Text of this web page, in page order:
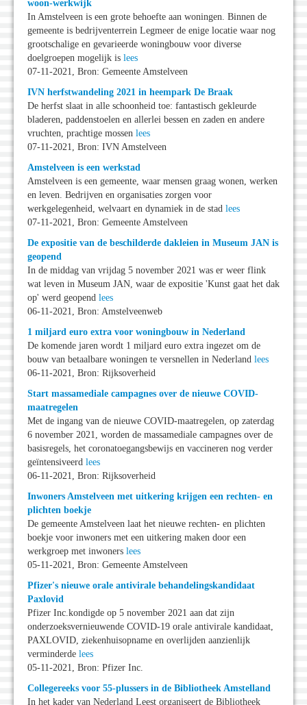
woon-werkwijk
In Amstelveen is een grote behoefte aan woningen. Binnen de
gemeente is bedrijventerrein Legmeer de enige locatie waar nog
grootschalige en gevarieerde woningbouw voor diverse
doelgroepen mogelijk is lees
07-11-2021, Bron: Gemeente Amstelveen
IVN herfstwandeling 2021 in heempark De Braak
De herfst slaat in alle schoonheid toe: fantastisch gekleurde
bladeren, paddenstoelen en allerlei bessen en zaden en andere
vruchten, prachtige mossen lees
07-11-2021, Bron: IVN Amstelveen
Amstelveen is een werkstad
Amstelveen is een gemeente, waar mensen graag wonen, werken
en leven. Bedrijven en organisaties zorgen voor
werkgelegenheid, welvaart en dynamiek in de stad lees
07-11-2021, Bron: Gemeente Amstelveen
De expositie van de beschilderde dakleien in Museum JAN is
geopend
In de middag van vrijdag 5 november 2021 was er weer flink
wat leven in Museum JAN, waar de expositie 'Kunst gaat het dak
op' werd geopend lees
06-11-2021, Bron: Amstelveenweb
1 miljard euro extra voor woningbouw in Nederland
De komende jaren wordt 1 miljard euro extra ingezet om de
bouw van betaalbare woningen te versnellen in Nederland lees
06-11-2021, Bron: Rijksoverheid
Start massamediale campagnes over de nieuwe COVID-
maatregelen
Met de ingang van de nieuwe COVID-maatregelen, op zaterdag
6 november 2021, worden de massamediale campagnes over de
basisregels, het coronatoegangsbewijs en vaccineren nog verder
geïntensiveerd lees
06-11-2021, Bron: Rijksoverheid
Inwoners Amstelveen met uitkering krijgen een rechten- en
plichten boekje
De gemeente Amstelveen laat het nieuwe rechten- en plichten
boekje voor inwoners met een uitkering maken door een
werkgroep met inwoners lees
05-11-2021, Bron: Gemeente Amstelveen
Pfizer's nieuwe orale antivirale behandelingskandidaat
Paxlovid
Pfizer Inc.kondigde op 5 november 2021 aan dat zijn
onderzoeksvernieuwende COVID-19 orale antivirale kandidaat,
PAXLOVID, ziekenhuisopname en overlijden aanzienlijk
verminderde lees
05-11-2021, Bron: Pfizer Inc.
Collegereeks voor 55-plussers in de Bibliotheek Amstelland
In het kader van Nederland Leest organiseert de Bibliotheek